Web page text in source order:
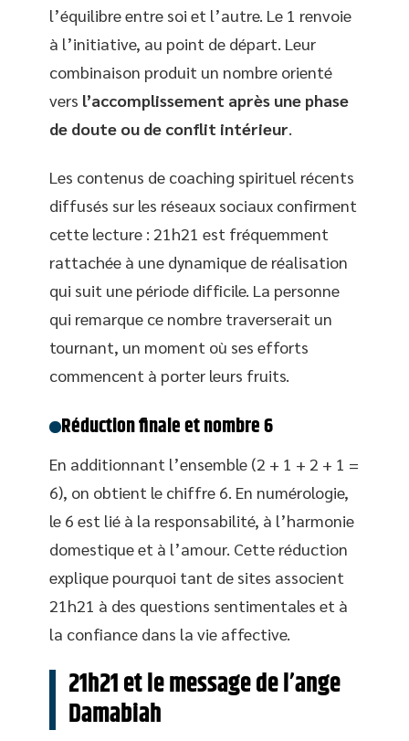
l’équilibre entre soi et l’autre. Le 1 renvoie
à l’initiative, au point de départ. Leur
combinaison produit un nombre orienté
vers l’accomplissement après une phase
de doute ou de conflit intérieur.
Les contenus de coaching spirituel récents
diffusés sur les réseaux sociaux confirment
cette lecture : 21h21 est fréquemment
rattachée à une dynamique de réalisation
qui suit une période difficile. La personne
qui remarque ce nombre traverserait un
tournant, un moment où ses efforts
commencent à porter leurs fruits.
Réduction finale et nombre 6
En additionnant l’ensemble (2 + 1 + 2 + 1 =
6), on obtient le chiffre 6. En numérologie,
le 6 est lié à la responsabilité, à l’harmonie
domestique et à l’amour. Cette réduction
explique pourquoi tant de sites associent
21h21 à des questions sentimentales et à
la confiance dans la vie affective.
21h21 et le message de l’ange
Damabiah